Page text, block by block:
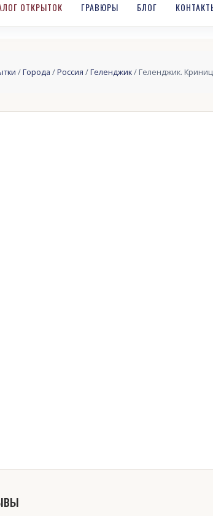
ОТКРЫТОК ГРАВЮРЫ БЛОГ
/Города /Россия /Геленджик/ Геленджик.